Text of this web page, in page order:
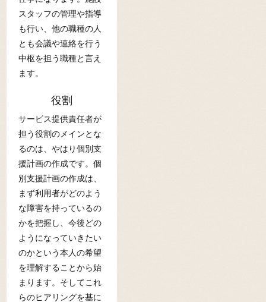
スタッフの管理や指導
も行い、他の職種の人
とも会議や連絡を行う
中枢を担う職種と言え
ます。
役割
サービス提供責任者が
担う役割のメインとな
るのは、やはり個別支
援計画の作成です。個
別支援計画の作成は、
まず利用者がどのよう
な障害を持っているの
かを把握し、今後どの
ようになっていきたい
のかという本人の希望
を理解することから始
まります。そしてこれ
らのヒアリングを基に